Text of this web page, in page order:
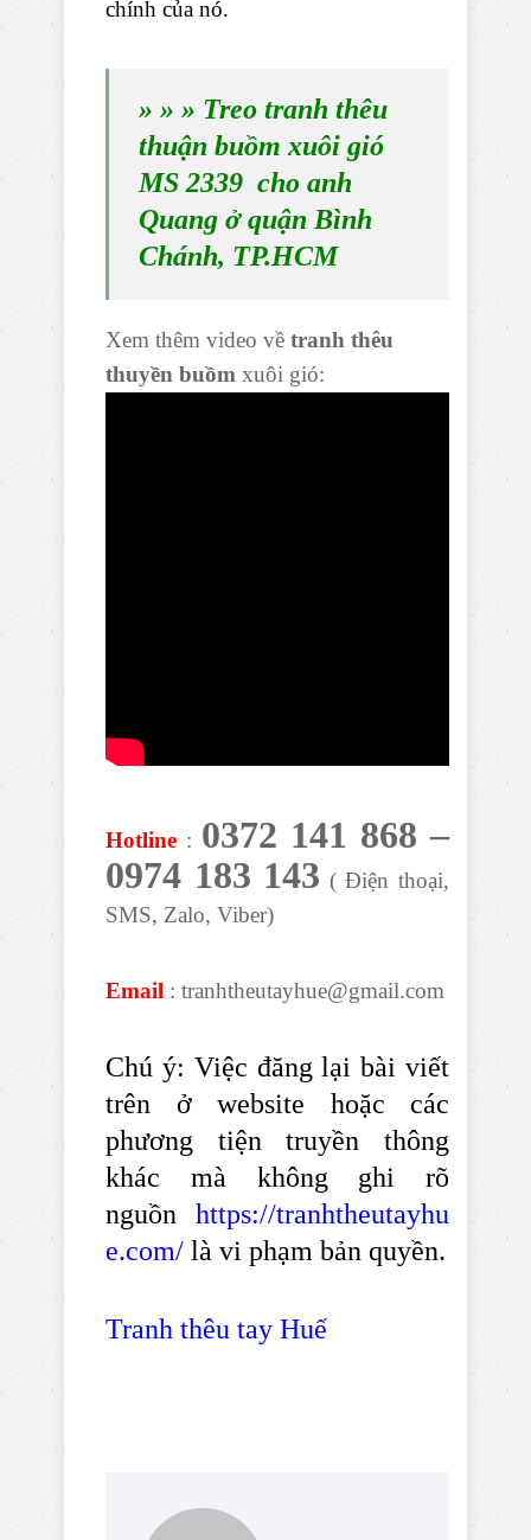
chính của nó.
» » » Treo tranh thêu
thuận buồm xuôi gió
MS 2339 cho anh
Quang ở quận Bình
Chánh, TP.HCM
Xem thêm video về tranh thêu
thuyền buồm xuôi gió:
Hotline : 0372 141 868 –
0974 183 143 ( Điện thoại,
SMS, Zalo, Viber)
Email : tranhtheutayhue@gmail.com
Chú ý: Việc đăng lại bài viết
trên ở website hoặc các
phương tiện truyền thông
khác mà không ghi rõ
nguồn https://tranhtheutayhu
e.com/ là vi phạm bản quyền.
Tranh thêu tay Huế